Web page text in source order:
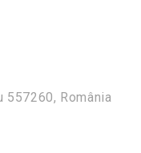
557260, România